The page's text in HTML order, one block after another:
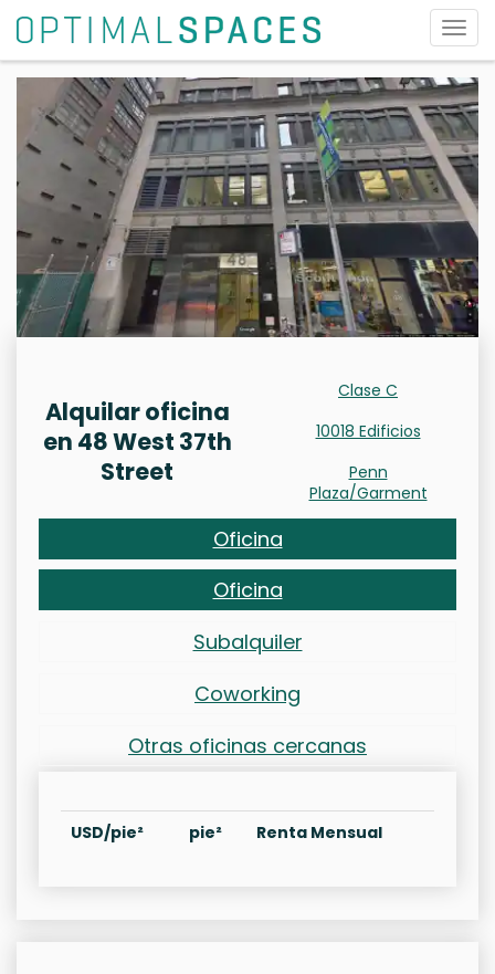
Alquilar oficina
en 48 West 37th
Street
Clase C
10018 Edificios
Penn
Plaza/Garment
Oficina
Oficina
Subalquiler
Coworking
Otras oficinas cercanas
USD/pie² pie² Renta Mensual